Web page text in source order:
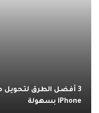
3 أفضل الطرق لتحويل
iPhone بسهولة